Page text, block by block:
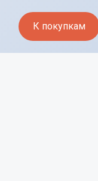
К покупкам